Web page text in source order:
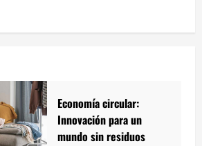
Economía circular:
Innovación para un
mundo sin residuos